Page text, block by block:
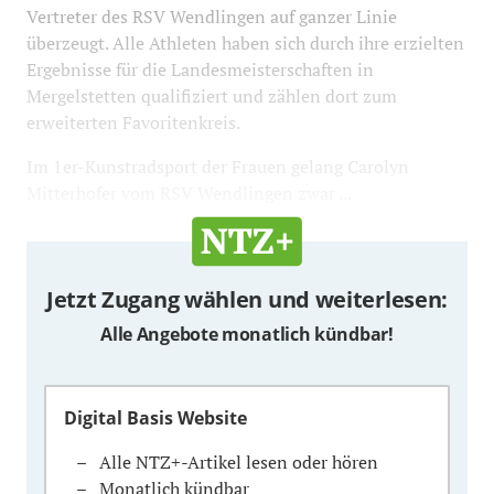
Vertreter des RSV Wendlingen auf ganzer Linie
überzeugt. Alle Athleten haben sich durch ihre erzielten
Ergebnisse für die Landesmeisterschaften in
Mergelstetten qualifiziert und zählen dort zum
erweiterten Favoritenkreis.
Im 1er-Kunstradsport der Frauen gelang Carolyn
Jetzt Zugang wählen und weiterlesen:
Alle Angebote monatlich kündbar!
Digital Basis Website
Alle NTZ+-Artikel lesen oder hören
Monatlich kündbar